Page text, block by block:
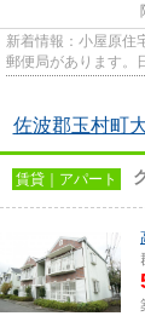
新着情報：小屋原住
郵便局があります。
佐波郡玉村町
賃貸｜アパート